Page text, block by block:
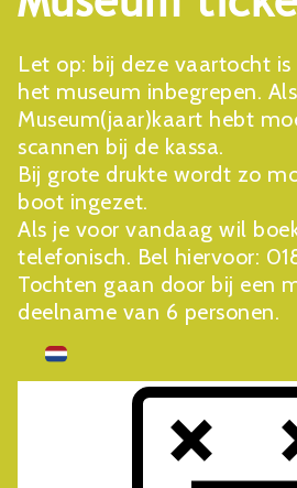
Let op: bij deze vaartocht
het museum inbegrepen.
Museum(jaar)kaart hebt
scannen bij de kassa.
Bij grote drukte wordt zo
boot ingezet.
Als je voor vandaag wil
telefonisch. Bel hiervoor:
Tochten gaan door bij een
deelname van 6 personen.